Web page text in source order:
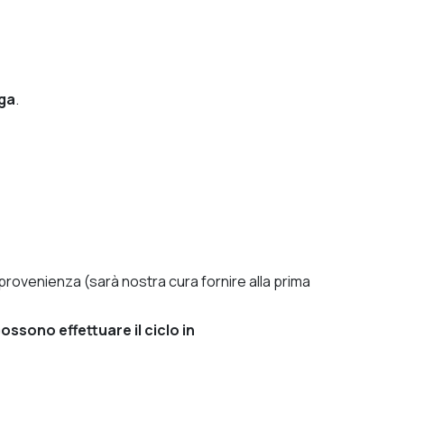
.
(sarà nostra cura fornire alla prima
effettuare il ciclo in